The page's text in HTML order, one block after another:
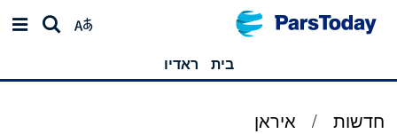
בית ראדיו
חדשות / איראן